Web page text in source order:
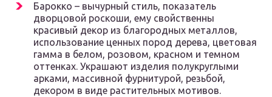
Барокко – вычурный стиль, показатель
дворцовой роскоши, ему свойственны
красивый декор из благородных металлов,
использование ценных пород дерева, цветовая
гамма в белом, розовом, красном и темном
оттенках. Украшают изделия полукруглыми
арками, массивной фурнитурой, резьбой,
декором в виде растительных мотивов.